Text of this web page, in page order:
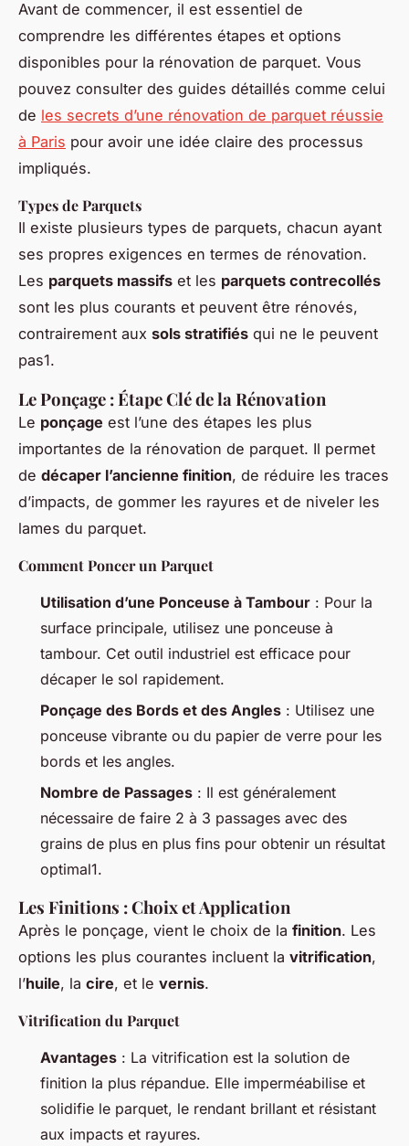
Avant de commencer, il est essentiel de
comprendre les différentes étapes et options
disponibles pour la rénovation de parquet. Vous
pouvez consulter des guides détaillés comme celui
de les secrets d’une rénovation de parquet réussie
à Paris pour avoir une idée claire des processus
impliqués.
Types de Parquets
Il existe plusieurs types de parquets, chacun ayant
ses propres exigences en termes de rénovation.
Les parquets massifs et les parquets contrecollés
sont les plus courants et peuvent être rénovés,
contrairement aux sols stratifiés qui ne le peuvent
pas1.
Le Ponçage : Étape Clé de la Rénovation
Le ponçage est l’une des étapes les plus
importantes de la rénovation de parquet. Il permet
de décaper l’ancienne finition, de réduire les traces
d’impacts, de gommer les rayures et de niveler les
lames du parquet.
Comment Poncer un Parquet
Utilisation d’une Ponceuse à Tambour : Pour la
surface principale, utilisez une ponceuse à
tambour. Cet outil industriel est efficace pour
décaper le sol rapidement.
Ponçage des Bords et des Angles : Utilisez une
ponceuse vibrante ou du papier de verre pour les
bords et les angles.
Nombre de Passages : Il est généralement
nécessaire de faire 2 à 3 passages avec des
grains de plus en plus fins pour obtenir un résultat
optimal1.
Les Finitions : Choix et Application
Après le ponçage, vient le choix de la finition. Les
options les plus courantes incluent la vitrification,
l’huile, la cire, et le vernis.
Vitrification du Parquet
Avantages : La vitrification est la solution de
finition la plus répandue. Elle imperméabilise et
solidifie le parquet, le rendant brillant et résistant
aux impacts et rayures.